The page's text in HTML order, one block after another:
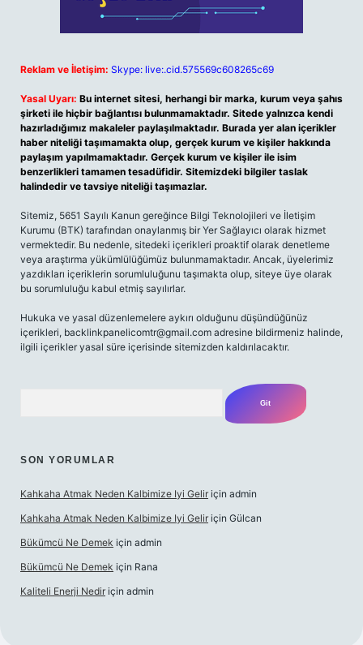
Reklam ve İletişim: Skype: live:.cid.575569c608265c69
Yasal Uyarı: Bu internet sitesi, herhangi bir marka, kurum veya şahıs
şirketi ile hiçbir bağlantısı bulunmamaktadır. Sitede yalnızca kendi
hazırladığımız makaleler paylaşılmaktadır. Burada yer alan içerikler
haber niteliği taşımamakta olup, gerçek kurum ve kişiler hakkında
paylaşım yapılmamaktadır. Gerçek kurum ve kişiler ile isim
benzerlikleri tamamen tesadüfidir. Sitemizdeki bilgiler taslak
halindedir ve tavsiye niteliği taşımazlar.
Sitemiz, 5651 Sayılı Kanun gereğince Bilgi Teknolojileri ve İletişim
Kurumu (BTK) tarafından onaylanmış bir Yer Sağlayıcı olarak hizmet
vermektedir. Bu nedenle, sitedeki içerikleri proaktif olarak denetleme
veya araştırma yükümlülüğümüz bulunmamaktadır. Ancak, üyelerimiz
yazdıkları içeriklerin sorumluluğunu taşımakta olup, siteye üye olarak
bu sorumluluğu kabul etmiş sayılırlar.
Hukuka ve yasal düzenlemelere aykırı olduğunu düşündüğünüz
içerikleri, backlinkpanelicomtr@gmail.com adresine bildirmeniz halinde,
ilgili içerikler yasal süre içerisinde sitemizden kaldırılacaktır.
SON YORUMLAR
Kahkaha Atmak Neden Kalbimize Iyi Gelir için admin
Kahkaha Atmak Neden Kalbimize Iyi Gelir için Gülcan
Bükümcü Ne Demek için admin
Bükümcü Ne Demek için Rana
Kaliteli Enerji Nedir için admin